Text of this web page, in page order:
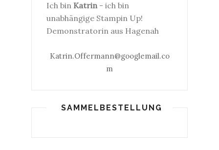
Ich bin Katrin- ich bin
unabhängige Stampin Up!
Demonstratorin aus Hagenah
Katrin.Offermann@googlemail.co
m
SAMMELBESTELLUNG